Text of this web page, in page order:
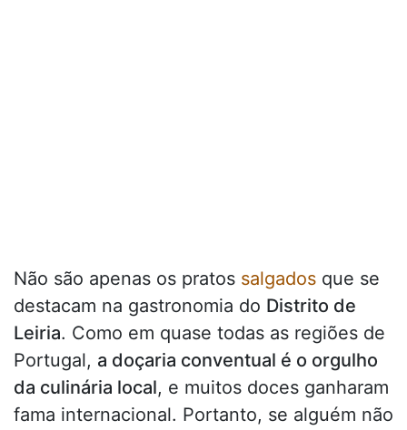
Não são apenas os pratos salgados que se
destacam na gastronomia do Distrito de
Leiria. Como em quase todas as regiões de
Portugal, a doçaria conventual é o orgulho
da culinária local, e muitos doces ganharam
fama internacional. Portanto, se alguém não